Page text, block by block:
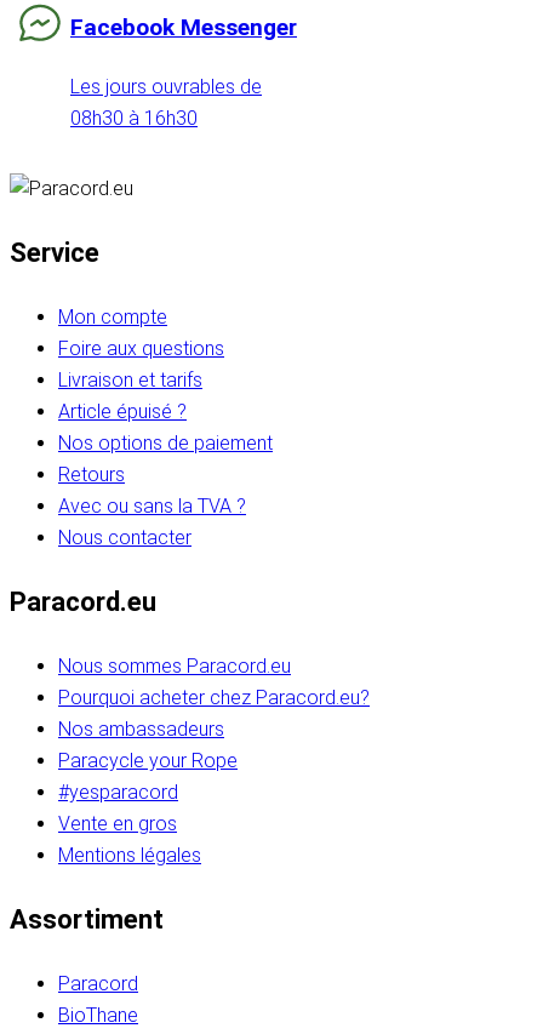
Facebook Messenger
Les jours ouvrables de
08h30 à 16h30
Service
Mon compte
Foire aux questions
Livraison et tarifs
Article épuisé ?
Nos options de paiement
Retours
Avec ou sans la TVA ?
Nous contacter
Paracord.eu
Nous sommes Paracord.eu
Pourquoi acheter chez Paracord.eu?
Nos ambassadeurs
Paracycle your Rope
#yesparacord
Vente en gros
Mentions légales
Assortiment
Paracord
BioThane